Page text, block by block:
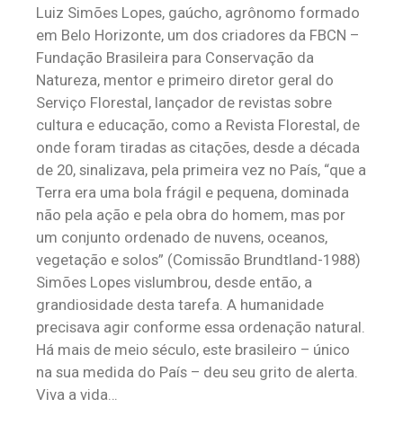
Luiz Simões Lopes, gaúcho, agrônomo formado
em Belo Horizonte, um dos criadores da FBCN –
Fundação Brasileira para Conservação da
Natureza, mentor e primeiro diretor geral do
Serviço Florestal, lançador de revistas sobre
cultura e educação, como a Revista Florestal, de
onde foram tiradas as citações, desde a década
de 20, sinalizava, pela primeira vez no País, “que a
Terra era uma bola frágil e pequena, dominada
não pela ação e pela obra do homem, mas por
um conjunto ordenado de nuvens, oceanos,
vegetação e solos” (Comissão Brundtland-1988)
Simões Lopes vislumbrou, desde então, a
grandiosidade desta tarefa. A humanidade
precisava agir conforme essa ordenação natural.
Há mais de meio século, este brasileiro – único
na sua medida do País – deu seu grito de alerta.
Viva a vida…